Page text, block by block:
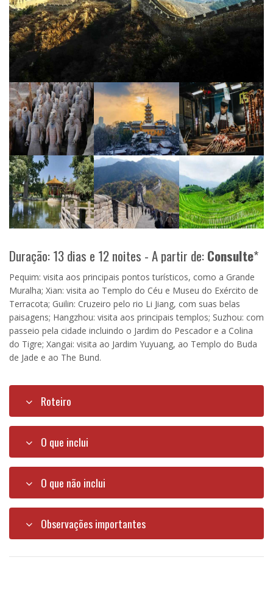
Duração: 13 dias e 12 noites - A partir de:Consulte*
Pequim: visita aos principais pontos turísticos, como a Grande
Muralha; Xian: visita ao Templo do Céu e Museu do Exército de
Terracota; Guilin: Cruzeiro pelo rio Li Jiang, com suas belas
paisagens; Hangzhou: visita aos principais templos; Suzhou: com
passeio pela cidade incluindo o Jardim do Pescador e a Colina
do Tigre; Xangai: visita ao Jardim Yuyuang, ao Templo do Buda
de Jade e ao The Bund.
Roteiro
O que inclui
O que não inclui
Observações importantes